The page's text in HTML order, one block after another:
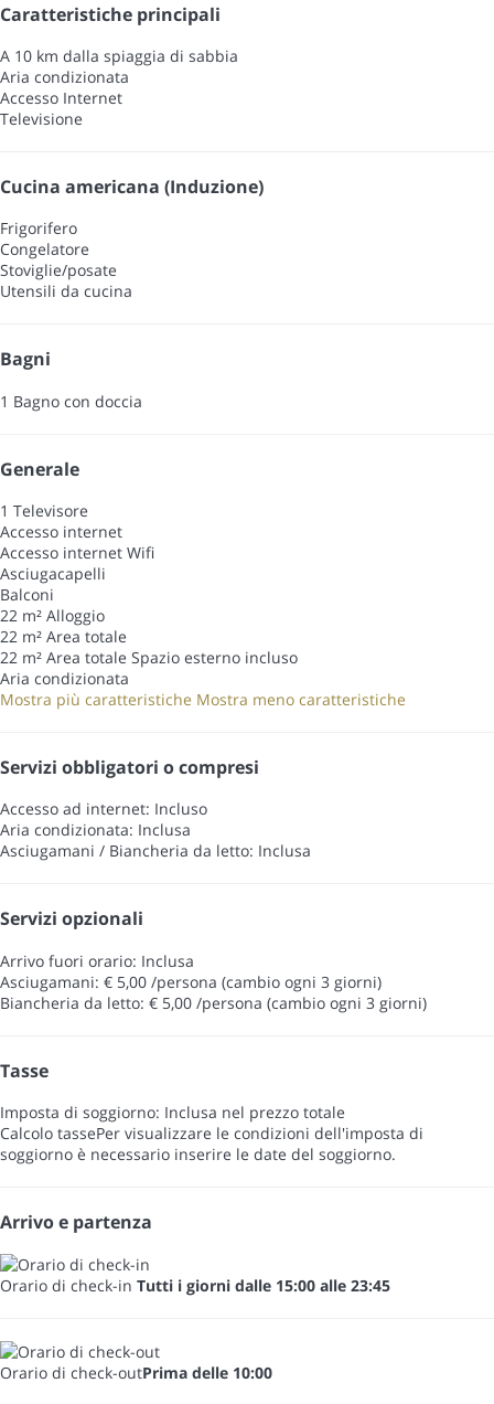
Caratteristiche principali
A 10 km dalla spiaggia di sabbia
Aria condizionata
Accesso Internet
Televisione
Cucina americana (Induzione)
Frigorifero
Congelatore
Stoviglie/posate
Utensili da cucina
Bagni
1 Bagno con doccia
Generale
1 Televisore
Accesso internet
Accesso internet Wifi
Asciugacapelli
Balconi
22 m² Alloggio
22 m² Area totale
22 m² Area totale Spazio esterno incluso
Aria condizionata
Mostra più caratteristiche Mostra meno caratteristiche
Servizi obbligatori o compresi
Accesso ad internet: Incluso
Aria condizionata: Inclusa
Asciugamani / Biancheria da letto: Inclusa
Servizi opzionali
Arrivo fuori orario: Inclusa
Asciugamani: € 5,00 /persona (cambio ogni 3 giorni)
Biancheria da letto: € 5,00 /persona (cambio ogni 3 giorni)
Tasse
Imposta di soggiorno: Inclusa nel prezzo totale
Calcolo tassePer visualizzare le condizioni dell'imposta di
soggiorno è necessario inserire le date del soggiorno.
Arrivo e partenza
Orario di check-in Tutti i giorni dalle 15:00 alle 23:45
Orario di check-outPrima delle 10:00